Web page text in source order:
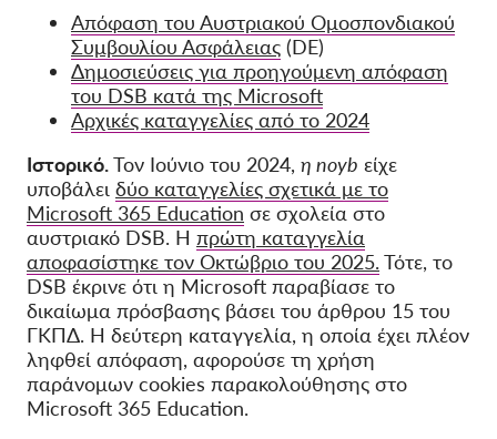
Απόφαση του Αυστριακού Ομοσπονδιακού
Συμβουλίου Ασφάλειας (DE)
Δημοσιεύσεις για προηγούμενη απόφαση
του DSB κατά της Microsoft
Αρχικές καταγγελίες από το 2024
Ιστορικό.Τον Ιούνιο του 2024, η noyb είχε
υποβάλει δύο καταγγελίες σχετικά με το
Microsoft 365 Education σε σχολεία στο
αυστριακό DSB. Η πρώτη καταγγελία
αποφασίστηκε τον Οκτώβριο του 2025. Τότε, το
DSB έκρινε ότι η Microsoft παραβίασε το
δικαίωμα πρόσβασης βάσει του άρθρου 15 του
ΓΚΠΔ. Η δεύτερη καταγγελία, η οποία έχει πλέον
ληφθεί απόφαση, αφορούσε τη χρήση
παράνομων cookies παρακολούθησης στο
Microsoft 365 Education.